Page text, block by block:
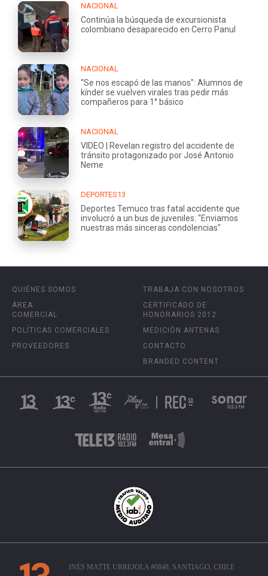
NACIONAL
Continúa la búsqueda de excursionista
colombiano desaparecido en Cerro Panul
NACIONAL
“Se nos escapó de las manos": Alumnos de
kínder se vuelven virales tras pedir más
compañeros para 1° básico
NACIONAL
VIDEO | Revelan registro del accidente de
tránsito protagonizado por José Antonio
Neme
DEPORTES13
Deportes Temuco tras fatal accidente que
involucró a un bus de juveniles: "Enviamos
nuestras más sinceras condolencias"
QUIÉNES SOMOS
ÁREA
COMERCIAL
POLÍTICAS COMERCIALES
PROVEEDORES
TRABAJA CON NOSOTROS
CERTIFICADO DE
HONORARIOS 2012
MEDICIÓN ANTENAS
CONTACTO
BRANDED CONTENT
INÉS MATTE URREJOLA #0848, SANTIAGO, CHILE